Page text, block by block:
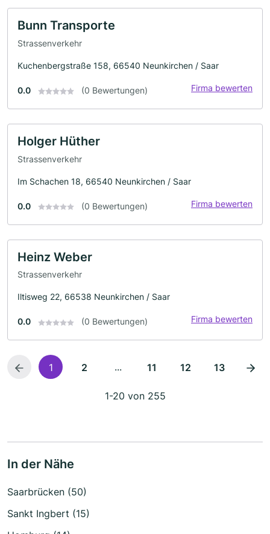
Bunn Transporte
Strassenverkehr
Kuchenbergstraße 158, 66540 Neunkirchen / Saar
0.0 (0 Bewertungen) Firma bewerten
Holger Hüther
Strassenverkehr
Im Schachen 18, 66540 Neunkirchen / Saar
0.0 (0 Bewertungen) Firma bewerten
Heinz Weber
Strassenverkehr
Iltisweg 22, 66538 Neunkirchen / Saar
0.0 (0 Bewertungen) Firma bewerten
1 2 ... 11 12 13
1-20 von 255
In der Nähe
Saarbrücken (50)
Sankt Ingbert (15)